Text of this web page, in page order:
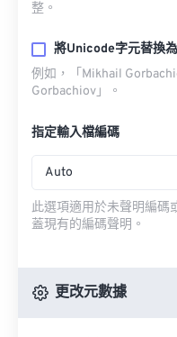
整。
將Unicode字元替換
例如，「Mikhail
Gorbachiov」。
指定輸入檔編碼
Auto
此選項適用於未聲明編碼
蓋現有的編碼聲明。
更改元數據